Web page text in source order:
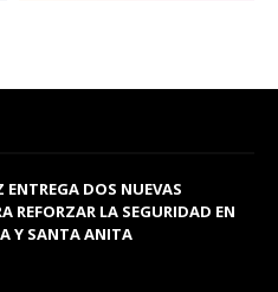
DOS NUEVAS
REFORZAR LA SEGURIDAD EN
Y SANTA ANITA